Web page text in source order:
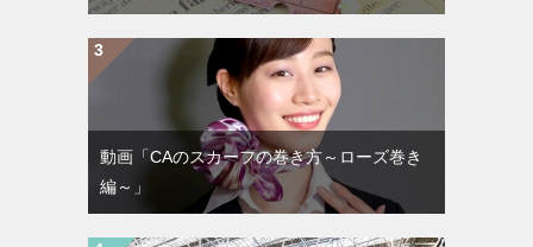
動画「CAのスカーフの巻き方～ローズ巻き
編～」